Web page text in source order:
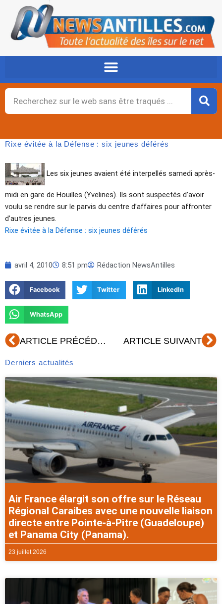
contenu
Rechercher
Rixe évitée à la Défense : six jeunes déférés
Les six jeunes avaient été interpellés samedi après-
midi en gare de Houilles (Yvelines). Ils sont suspectés d’avoir
voulu se rendre sur le parvis du centre d’affaires pour affronter
d’autres jeunes.
Rixe évitée à la Défense : six jeunes déférés
avril 4, 2010 8:51 pm Rédaction NewsAntilles
Facebook Twitter LinkedIn
WhatsApp
Précédent ARTICLE PRÉCÉDENT ARTICLE SUIVANT
Derniers actualités
Air France élargit son offre sur le Réseau
Régional Caraibes avec une nouvelle liaison
directe entre Pointe-à-Pitre (Guadeloupe)
et Panama City (Panama).
23 juillet 2026